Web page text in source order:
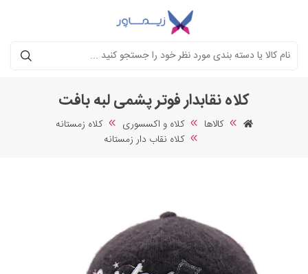
جستجو
کلاه نقابدار فوتر پشمی لبه بافت
کالاها کلاه و اکسسوری
کلاه زمستانه
کلاه نقاب دار زمستانه